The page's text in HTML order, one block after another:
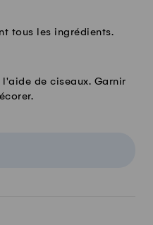
tous les ingrédients.
de ciseaux. Garnir